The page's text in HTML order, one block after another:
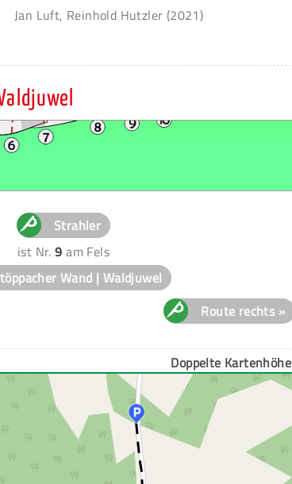
Jan Luft, Reinhold Hutzler (2021)
Strahler
ist Nr.9 am Fels
Wand | Waldjuwel
Route rechts »
Doppelte Kartenhöhe